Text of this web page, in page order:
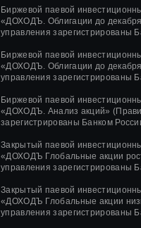
Биржевой паевой
«ДОХОДЪ. Облигации до
управления зарегистрированы
Биржевой паевой
«ДОХОДЪ. Облигации до
управления зарегистрированы
Биржевой паевой
«ДОХОДЪ. Анализ акций»
зарегистрированы Банком
Закрытый паевой
«ДОХОДЪ Глобальные акции
управления зарегистрированы
Закрытый паевой
«ДОХОДЪ Глобальные акции
управления зарегистрированы